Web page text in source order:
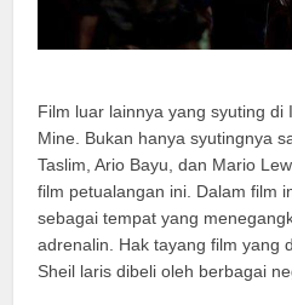
Film luar lainnya yang syuting di
Mine. Bukan hanya syutingnya
Taslim, Ario Bayu, dan Mario
film petualangan ini. Dalam film
sebagai tempat yang
adrenalin. Hak tayang film yang
Sheil laris dibeli oleh berbagai